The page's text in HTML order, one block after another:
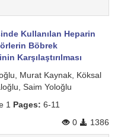
Kullanılan Heparin
Böbrek
Karşılaştırılması
Murat Kaynak, Köksal
Saim Yoloğlu
1 Pages: 6-11
0
1386